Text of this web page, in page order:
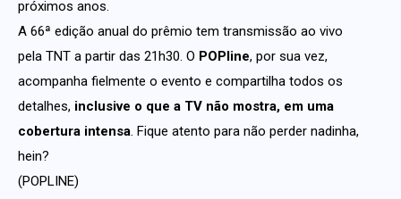
próximos anos.
A 66ª edição anual do prêmio tem transmissão ao vivo
pela TNT a partir das 21h30. O POPline, por sua vez,
acompanha fielmente o evento e compartilha todos os
detalhes, inclusive o que a TV não mostra, em uma
cobertura intensa. Fique atento para não perder nadinha,
hein?
(POPLINE)